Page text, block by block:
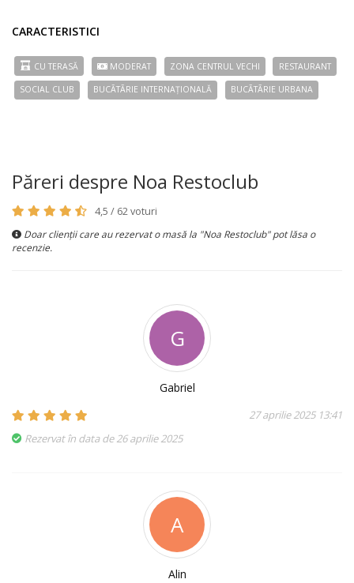
CARACTERISTICI
CU TERASĂ MODERAT ZONA CENTRUL VECHI RESTAURANT
SOCIAL CLUB BUCÃTÃRIE INTERNAȚIONALĂ BUCÃTÃRIE URBANA
Păreri despre Noa Restoclub
4,5 / 62 voturi
Doar clienții care au rezervat o masă la "Noa Restoclub" pot lăsa o
recenzie.
G
Gabriel
27 aprilie 2025 13:41
Rezervat în data de 26 aprilie 2025
A
Alin